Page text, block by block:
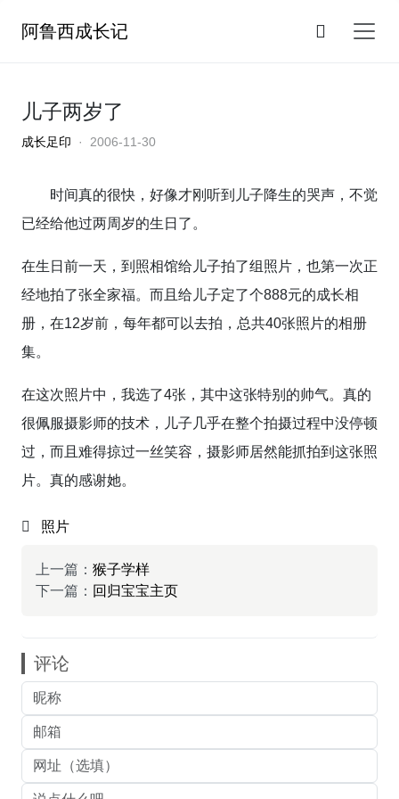
阿鲁西成长记
儿子两岁了
成长足印 · 2006-11-30
时间真的很快，好像才刚听到儿子降生的哭声，不觉
已经给他过两周岁的生日了。
在生日前一天，到照相馆给儿子拍了组照片，也第一次正
经地拍了张全家福。而且给儿子定了个888元的成长相
册，在12岁前，每年都可以去拍，总共40张照片的相册
集。
在这次照片中，我选了4张，其中这张特别的帅气。真的
很佩服摄影师的技术，儿子几乎在整个拍摄过程中没停顿
过，而且难得掠过一丝笑容，摄影师居然能抓拍到这张照
片。真的感谢她。
照片
上一篇： 猴子学样
下一篇： 回归宝宝主页
评论